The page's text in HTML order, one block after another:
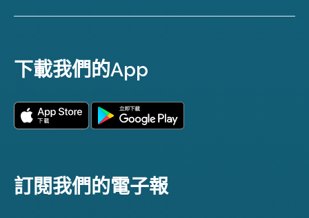
下載我們的App
訂閱我們的電子報